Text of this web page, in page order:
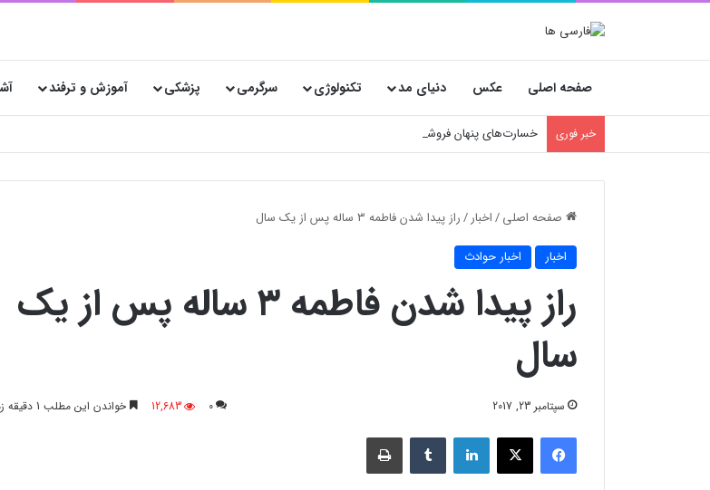
صفحه اصلی عکس دنیای مد تکنولوژی سرگرمی پزشکی آموزش و ترفند
خبر فوری خسارت‌های پنهان فروشگاه‌ها؛ چرا انتخاب کارتن پستی حیاتی است؟
صفحه اصلی/ اخبار/ راز پیدا شدن فاطمه ۳ ساله پس از یک سال
اخبار اخبار حوادث
راز پیدا شدن فاطمه ۳ ساله پس از یک
سال
سپتامبر 23, 2017 0
12,683 خواندن این مطلب 1 دقیقه زمان میبرد
فیسبوک X لینکدین ‫تامبلر چاپ